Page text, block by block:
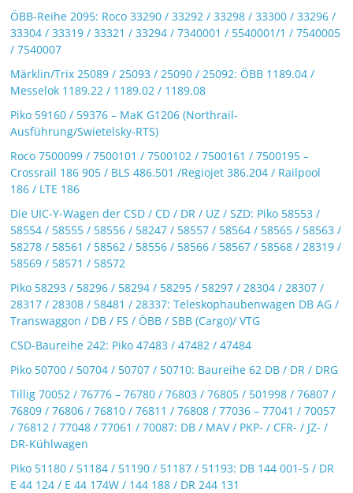
ÖBB-Reihe 2095: Roco 33290 / 33292 / 33298 / 33300 / 33296 /
33304 / 33319 / 33321 / 33294 / 7340001 / 5540001/1 / 7540005
/ 7540007
Märklin/Trix 25089 / 25093 / 25090 / 25092: ÖBB 1189.04 /
Messelok 1189.22 / 1189.02 / 1189.08
Piko 59160 / 59376 – MaK G1206 (Northrail-
Ausführung/Swietelsky-RTS)
Roco 7500099 / 7500101 / 7500102 / 7500161 / 7500195 –
Crossrail 186 905 / BLS 486.501 /Regiojet 386.204 / Railpool
186 / LTE 186
Die UIC-Y-Wagen der CSD / CD / DR / UZ / SZD: Piko 58553 /
58554 / 58555 / 58556 / 58247 / 58557 / 58564 / 58565 / 58563 /
58278 / 58561 / 58562 / 58556 / 58566 / 58567 / 58568 / 28319 /
58569 / 58571 / 58572
Piko 58293 / 58296 / 58294 / 58295 / 58297 / 28304 / 28307 /
28317 / 28308 / 58481 / 28337: Teleskophaubenwagen DB AG /
Transwaggon / DB / FS / ÖBB / SBB (Cargo)/ VTG
CSD-Baureihe 242: Piko 47483 / 47482 / 47484
Piko 50700 / 50704 / 50707 / 50710: Baureihe 62 DB / DR / DRG
Tillig 70052 / 76776 – 76780 / 76803 / 76805 / 501998 / 76807 /
76809 / 76806 / 76810 / 76811 / 76808 / 77036 – 77041 / 70057
/ 76812 / 77048 / 77061 / 70087: DB / MAV / PKP- / CFR- / JZ- /
DR-Kühlwagen
Piko 51180 / 51184 / 51190 / 51187 / 51193: DB 144 001-5 / DR
E 44 124 / E 44 174W / 144 188 / DR 244 131